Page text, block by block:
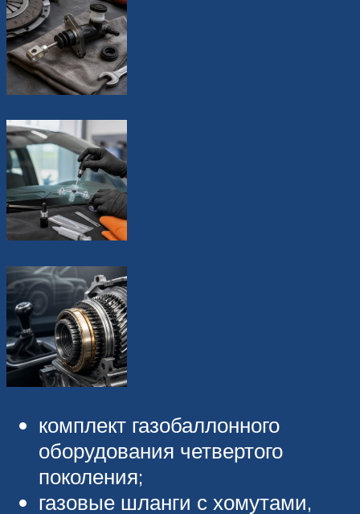
комплект газобаллонного
оборудования четвертого
поколения;
газовые шланги с хомутами,